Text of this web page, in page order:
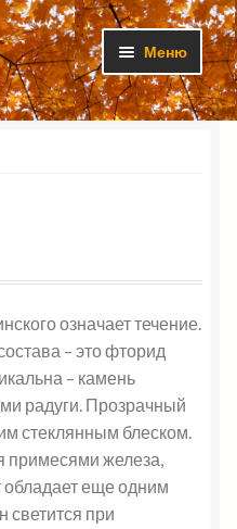
Меню
означает течение.
– это фторид
– камень
радуги. Прозрачный
стеклянным блеском.
примесями железа,
обладает еще одним
светится при